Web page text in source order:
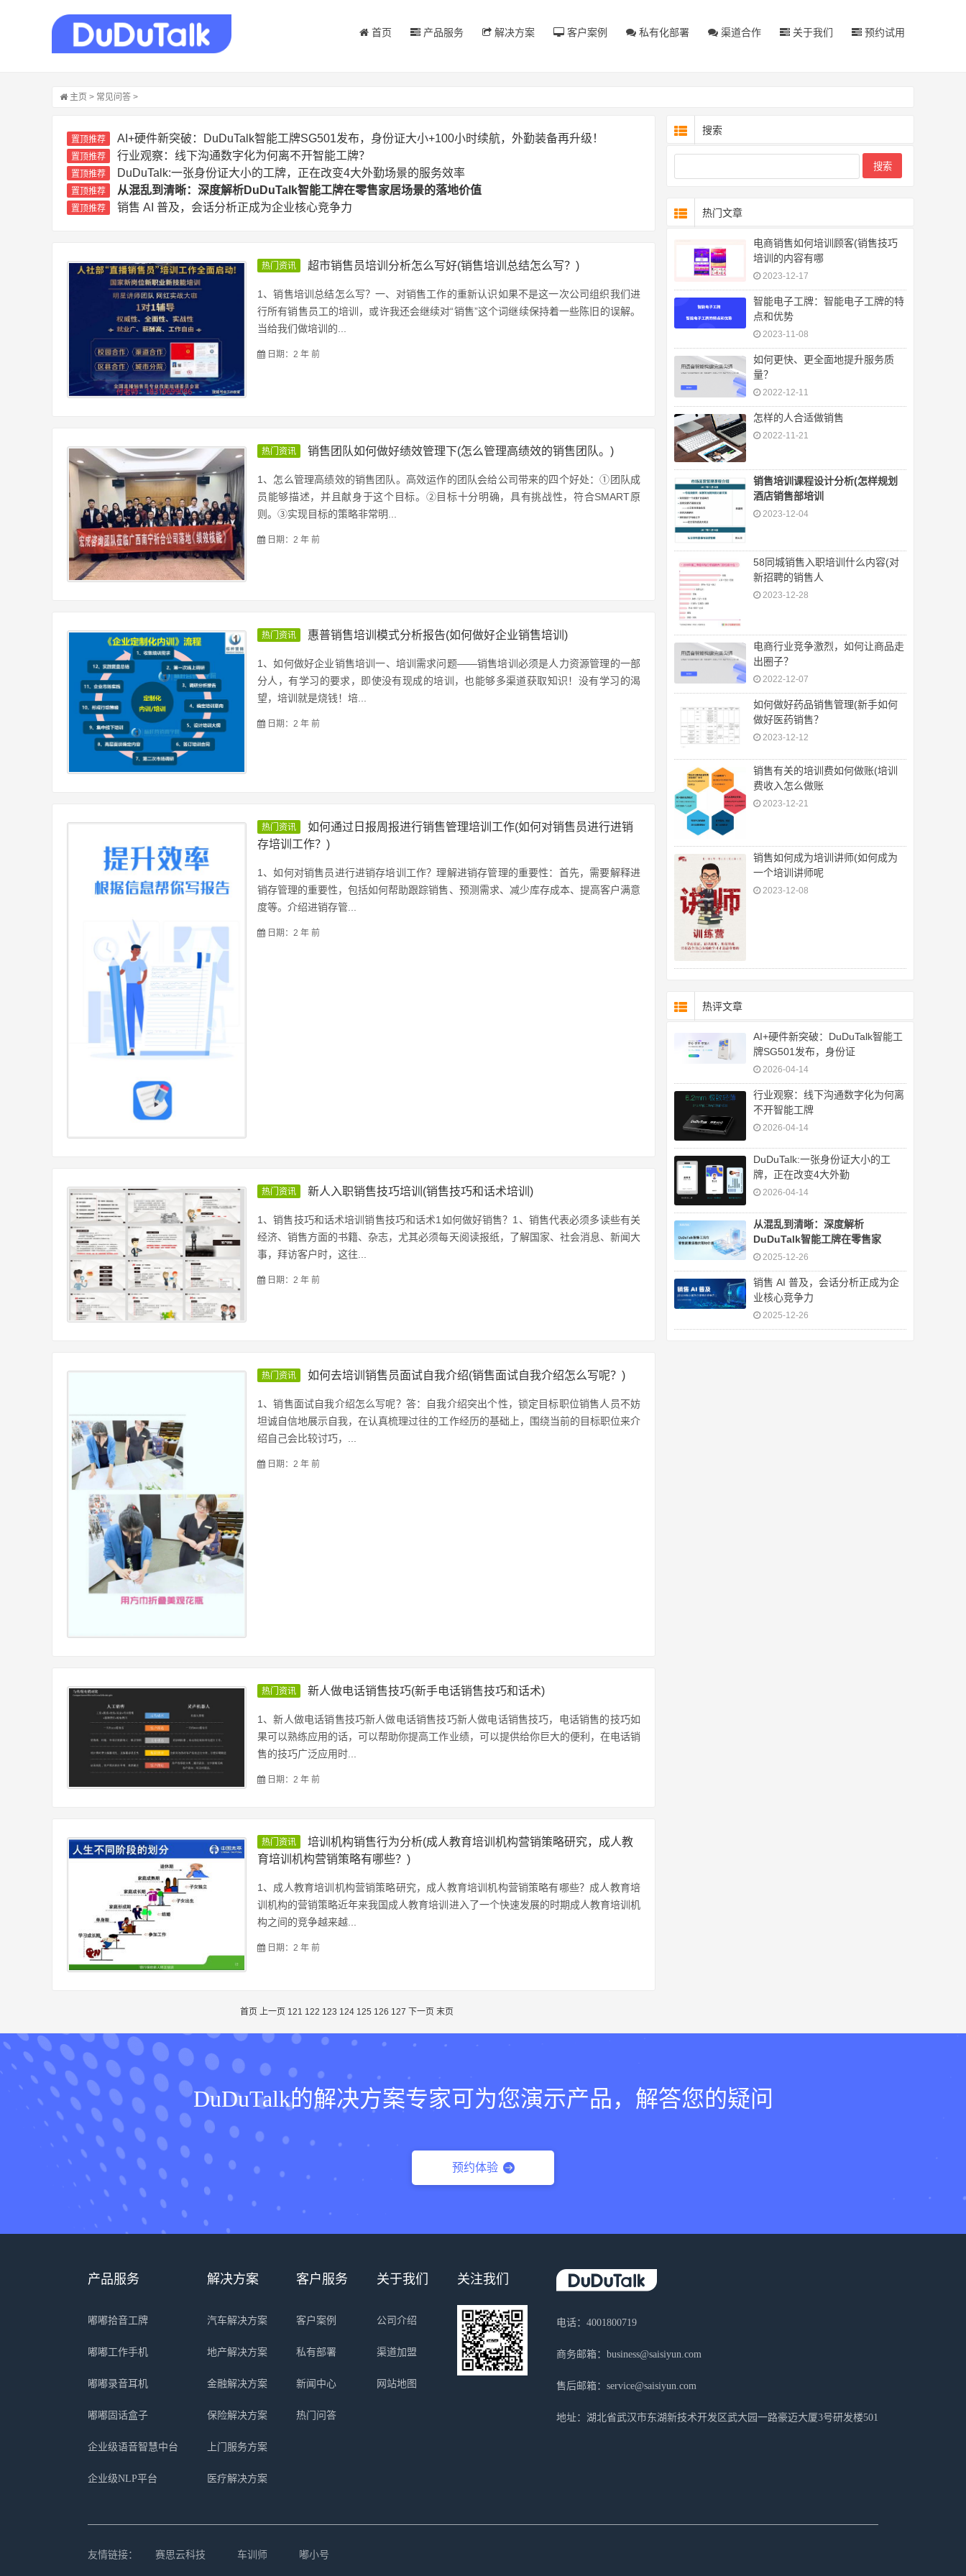
首页 产品服务 解决方案 客户案例 私有化部署 渠道合作 关于我们 预约试用
主页 > 常见问答 >
置顶推荐 AI+硬件新突破：DuDuTalk智能工牌SG501发布，身份证大小+100小时续航，外勤装备再升级！
置顶推荐 行业观察：线下沟通数字化为何离不开智能工牌？
置顶推荐 DuDuTalk:一张身份证大小的工牌，正在改变4大外勤场景的服务效率
置顶推荐 从混乱到清晰：深度解析DuDuTalk智能工牌在零售家居场景的落地价值
置顶推荐 销售 AI 普及，会话分析正成为企业核心竞争力
热门资讯 超市销售员培训分析怎么写好(销售培训总结怎么写？)
1、销售培训总结怎么写？一、对销售工作的重新认识如果不是这一次公司组织我们进
行所有销售员工的培训，或许我还会继续对“销售”这个词继续保持着一些陈旧的误解。
当给我们做培训的...
日期：2 年 前
热门资讯 销售团队如何做好绩效管理下(怎么管理高绩效的销售团队。)
1、怎么管理高绩效的销售团队。高效运作的团队会给公司带来的四个好处：①团队成
员能够描述，并且献身于这个目标。②目标十分明确，具有挑战性，符合SMART原
则。③实现目标的策略非常明...
日期：2 年 前
热门资讯 惠普销售培训模式分析报告(如何做好企业销售培训)
1、如何做好企业销售培训一、培训需求问题——销售培训必须是人力资源管理的一部
分人，有学习的要求，即使没有现成的培训，也能够多渠道获取知识！没有学习的渴
望，培训就是烧钱！培...
日期：2 年 前
热门资讯
如何通过日报周报进行销售管理培训工作(如何对销售员进行进销
存培训工作？)
1、如何对销售员进行进销存培训工作？理解进销存管理的重要性：首先，需要解释进
销存管理的重要性，包括如何帮助跟踪销售、预测需求、减少库存成本、提高客户满意
度等。介绍进销存管...
日期：2 年 前
热门资讯 新人入职销售技巧培训(销售技巧和话术培训)
1、销售技巧和话术培训销售技巧和话术1如何做好销售？1、销售代表必须多读些有关
经济、销售方面的书籍、杂志，尤其必须每天阅读报纸，了解国家、社会消息、新闻大
事，拜访客户时，这往...
日期：2 年 前
热门资讯 如何去培训销售员面试自我介绍(销售面试自我介绍怎么写呢？)
1、销售面试自我介绍怎么写呢？答：自我介绍突出个性，锁定目标职位销售人员不妨
坦诚自信地展示自我，在认真梳理过往的工作经历的基础上，围绕当前的目标职位来介
绍自己会比较讨巧，...
日期：2 年 前
热门资讯 新人做电话销售技巧(新手电话销售技巧和话术)
1、新人做电话销售技巧新人做电话销售技巧新人做电话销售技巧，电话销售的技巧如
果可以熟练应用的话，可以帮助你提高工作业绩，可以提供给你巨大的便利，在电话销
售的技巧广泛应用时...
日期：2 年 前
热门资讯
培训机构销售行为分析(成人教育培训机构营销策略研究，成人教
育培训机构营销策略有哪些？)
1、成人教育培训机构营销策略研究，成人教育培训机构营销策略有哪些？成人教育培
训机构的营销策略近年来我国成人教育培训进入了一个快速发展的时期成人教育培训机
构之间的竞争越来越...
日期：2 年 前
首页 上一页 121 122 123 124 125 126 127 下一页 末页
搜索
热门文章
电商销售如何培训顾客(销售技巧
培训的内容有哪
2023-12-17
智能电子工牌：智能电子工牌的特
点和优势
2023-11-08
如何更快、更全面地提升服务质
量？
2022-12-11
怎样的人合适做销售
2022-11-21
销售培训课程设计分析(怎样规划
酒店销售部培训
2023-12-04
58同城销售入职培训什么内容(对
新招聘的销售人
2023-12-28
电商行业竞争激烈，如何让商品走
出圈子？
2022-12-07
如何做好药品销售管理(新手如何
做好医药销售？
2023-12-12
销售有关的培训费如何做账(培训
费收入怎么做账
2023-12-21
销售如何成为培训讲师(如何成为
一个培训讲师呢
2023-12-08
热评文章
AI+硬件新突破：DuDuTalk智能工
牌SG501发布，身份证
2026-04-14
行业观察：线下沟通数字化为何离
不开智能工牌
2026-04-14
DuDuTalk:一张身份证大小的工
牌，正在改变4大外勤
2026-04-14
从混乱到清晰：深度解析
DuDuTalk智能工牌在零售家
2025-12-26
销售 AI 普及，会话分析正成为企
业核心竞争力
2025-12-26
DuDuTalk的解决方案专家可为您演示产品，解答您的疑问
预约体验
产品服务
嘟嘟拾音工牌
嘟嘟工作手机
嘟嘟录音耳机
嘟嘟固话盒子
企业级语音智慧中台
企业级NLP平台
解决方案
汽车解决方案
地产解决方案
金融解决方案
保险解决方案
上门服务方案
医疗解决方案
客户服务
客户案例
私有部署
新闻中心
热门问答
关于我们
公司介绍
渠道加盟
网站地图
关注我们
电话：4001800719
商务邮箱：business@saisiyun.com
售后邮箱：service@saisiyun.com
地址：湖北省武汉市东湖新技术开发区武大园一路豪迈大厦3号研发楼501
友情链接： 赛思云科技 车训师 嘟小号